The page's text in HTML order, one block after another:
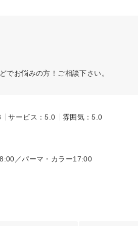
お悩みの方！ご相談下さい。
サービス：5.0
雰囲気：5.0
／パーマ・カラー17:00